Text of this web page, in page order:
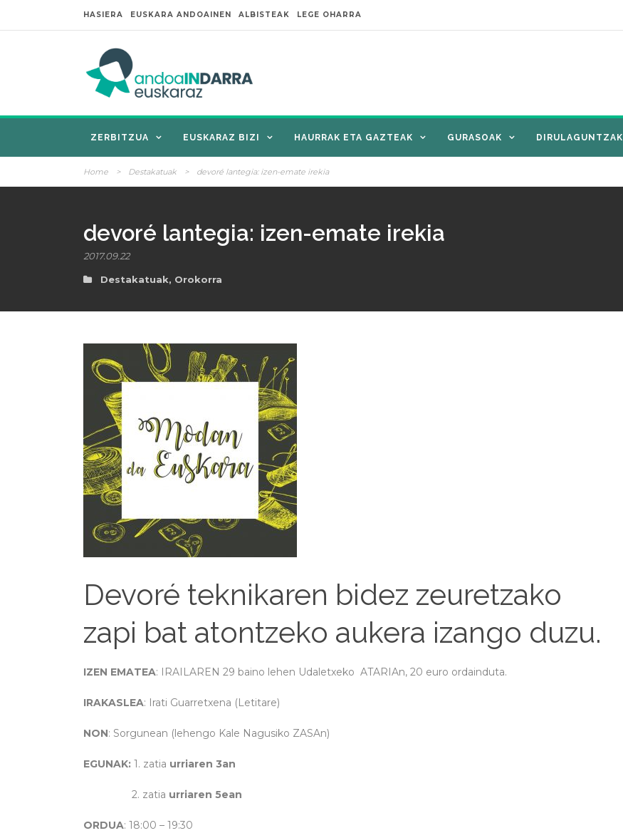
HASIERA EUSKARA ANDOAINEN ALBISTEAK LEGE OHARRA
ZERBITZUA EUSKARAZ BIZI HAURRAK ETA GAZTEAK GURASOAK DIRULAGUNTZAK
Home > Destakatuak > devoré lantegia: izen-emate irekia
devoré lantegia: izen-emate irekia
2017.09.22
Destakatuak, Orokorra
Devoré teknikaren bidez zeuretzako
zapi bat atontzeko aukera izango duzu.
IZEN EMATEA: IRAILAREN 29 baino lehen Udaletxeko ATARIAn, 20 euro ordainduta.
IRAKASLEA: Irati Guarretxena (Letitare)
NON: Sorgunean (lehengo Kale Nagusiko ZASAn)
EGUNAK: 1. zatia urriaren 3an
2. zatia urriaren 5ean
ORDUA: 18:00 – 19:30